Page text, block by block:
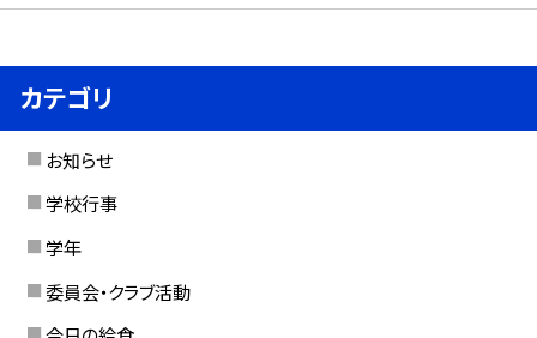
カテゴリ
お知らせ
学校行事
学年
委員会・クラブ活動